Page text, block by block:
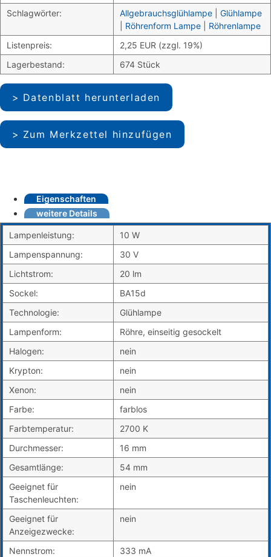
Schlagwörter: Allgebrauchsglühlampe
Glühlampe
Röhrenform Lampe
Röhrenlampe
Listenpreis:
2,25 EUR (zzgl. 19%)
Lagerbestand:
674 Stück
Datenblatt herunterladen
Zum Merkzettel hinzufügen
Eigenschaften
weitere Details
Lampenleistung:
10 W
Lampenspannung:
30 V
Lichtstrom:
20 lm
Sockel:
BA15d
Technologie:
Glühlampe
Lampenform:
Röhre, einseitig gesockelt
Halogen:
nein
Krypton:
nein
Xenon:
nein
Farbe:
farblos
Farbtemperatur:
2700 K
Durchmesser:
16 mm
Gesamtlänge:
54 mm
Geeignet für
Taschenleuchten:
nein
Geeignet für
Anzeigezwecke:
nein
Nennstrom:
333 mA